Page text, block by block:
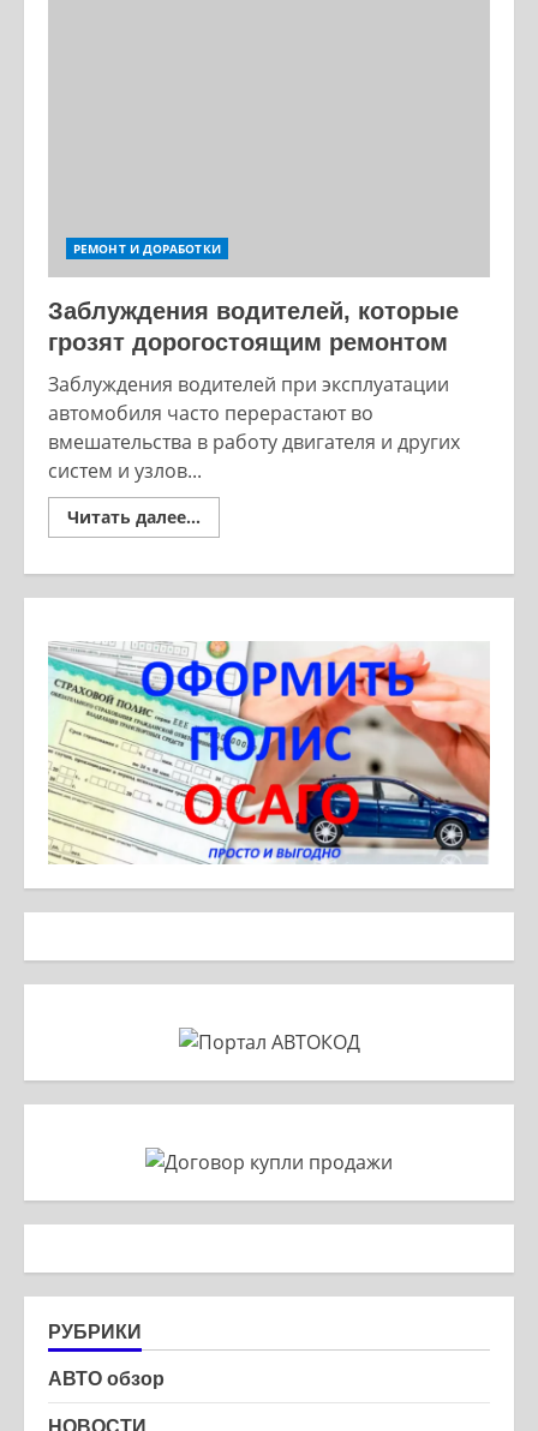
РЕМОНТ И ДОРАБОТКИ
Заблуждения водителей, которые
грозят дорогостоящим ремонтом
Заблуждения водителей при эксплуатации
автомобиля часто перерастают во
вмешательства в работу двигателя и других
систем и узлов...
Читать далее...
more
которые
ремонтом
РУБРИКИ
АВТО обзор
НОВОСТИ